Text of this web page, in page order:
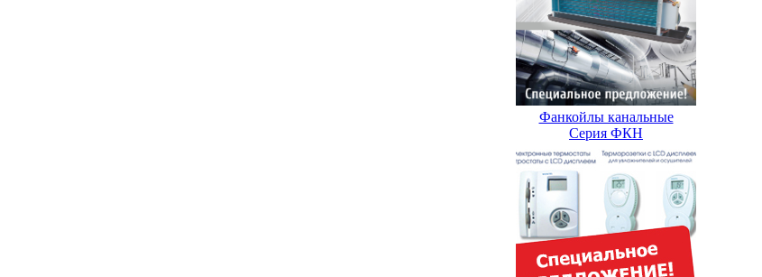
Фанкойлы канальные
Серия ФКН